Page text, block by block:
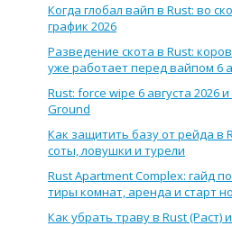
Когда глобал вайп в Rust: во
график 2026
Разведение скота в Rust:
уже работает перед вайпом 6
Rust: force wipe 6 августа 2026
Ground
Как защитить базу от рейда в
соты, ловушки и турели
Rust Apartment Complex: гайд
тиры комнат, аренда и старт
Как убрать траву в Rust (Раст)